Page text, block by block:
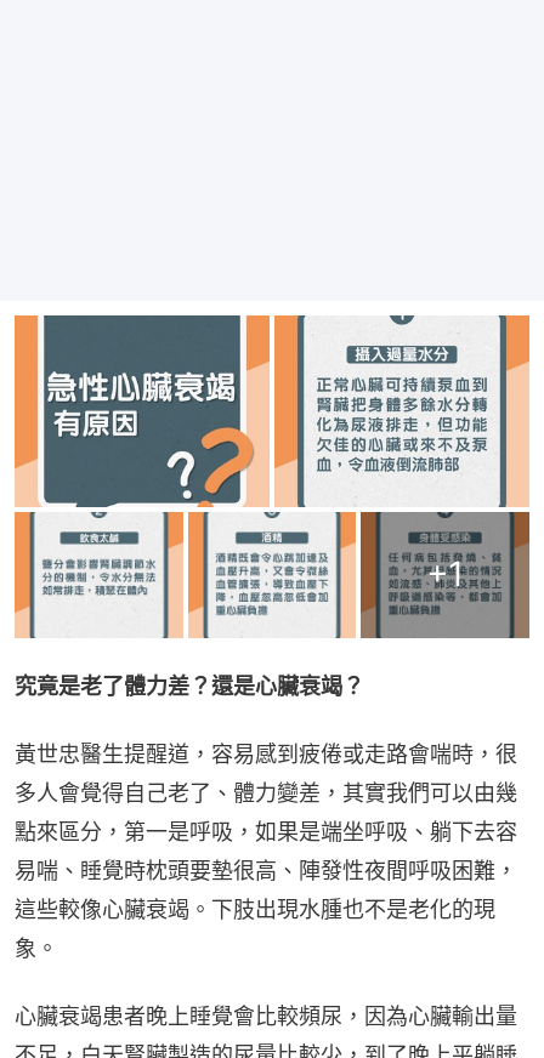
+1
究竟是老了體力差？還是心臟衰竭？
黃世忠醫生提醒道，容易感到疲倦或走路會喘時，很
多人會覺得自己老了、體力變差，其實我們可以由幾
點來區分，第一是呼吸，如果是端坐呼吸、躺下去容
易喘、睡覺時枕頭要墊很高、陣發性夜間呼吸困難，
這些較像心臟衰竭。下肢出現水腫也不是老化的現
象。
心臟衰竭患者晚上睡覺會比較頻尿，因為心臟輸出量